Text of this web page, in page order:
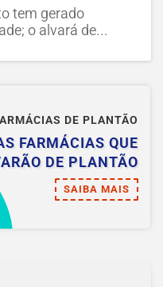
tem gerado
o alvará de...
DE PLANTÃO
FARMÁCIAS QUE
DE PLANTÃO
SAIBA MAIS